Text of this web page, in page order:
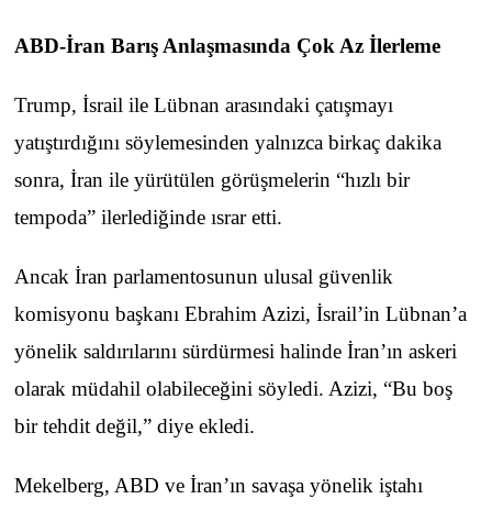
ABD-İran Barış Anlaşmasında Çok Az İlerleme
Trump, İsrail ile Lübnan arasındaki çatışmayı
yatıştırdığını söylemesinden yalnızca birkaç dakika
sonra, İran ile yürütülen görüşmelerin “hızlı bir
tempoda” ilerlediğinde ısrar etti.
Ancak İran parlamentosunun ulusal güvenlik
komisyonu başkanı Ebrahim Azizi, İsrail’in Lübnan’a
yönelik saldırılarını sürdürmesi halinde İran’ın askeri
olarak müdahil olabileceğini söyledi. Azizi, “Bu boş
bir tehdit değil,” diye ekledi.
Mekelberg, ABD ve İran’ın savaşa yönelik iştahı